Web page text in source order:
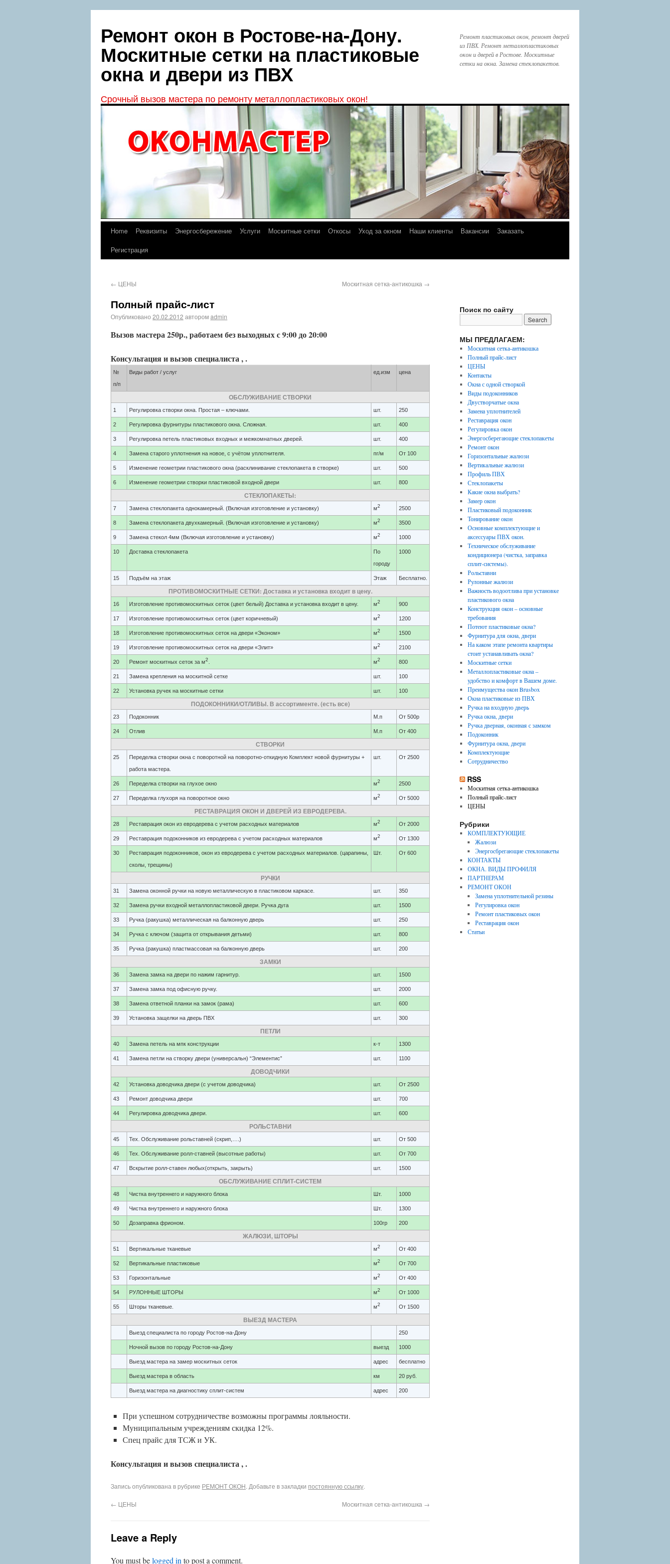
Ремонт окон в Ростове-на-Дону.
Москитные сетки на пластиковые
окна и двери из ПВХ
Ремонт пластиковых окон, ремонт дверей
из ПВХ. Ремонт металлопластиковых
окон и дверей в Ростове. Москитные
сетки на окна. Замена стеклопакетов.
Срочный вызов мастера по ремонту металлопластиковых окон!
Home Реквизиты Энергосбережение Услуги Москитные сетки Откосы Уход за окном Наши клиенты Вакансии
Заказать
Регистрация
← ЦЕНЫ Москитная сетка-антикошка →
Полный прайс-лист
Опубликовано 20.02.2012 авторомadmin
Вызов мастера 250р., работаем без выходных с 9:00 до 20:00
Консультация и вызов специалиста , .
№
п/п
Виды работ / услуг ед.изм цена
ОБСЛУЖИВАНИЕ СТВОРКИ
1 Регулировка створки окна. Простая – ключами. шт. 250
2 Регулировка фурнитуры пластикового окна. Сложная. шт. 400
3 Регулировка петель пластиковых входных и межкомнатных дверей. шт. 400
4 Замена старого уплотнения на новое, с учётом уплотнителя. пг/м От 100
5 Изменение геометрии пластикового окна (расклинивание стеклопакета в створке) шт. 500
6 Изменение геометрии створки пластиковой входной двери шт. 800
СТЕКЛОПАКЕТЫ:
7 Замена стеклопакета однокамерный. (Включая изготовление и установку) м2 2500
8 Замена стеклопакета двухкамерный. (Включая изготовление и установку) м2 3500
9 Замена стекол 4мм (Включая изготовление и установку) м2 1000
10 Доставка стеклопакета
По
городу
1000
15 Подъём на этаж Этаж Бесплатно.
ПРОТИВОМОСКИТНЫЕ СЕТКИ: Доставка и установка входит в цену.
16 Изготовление противомоскитных сеток (цвет белый) Доставка и установка входит в цену. м2 900
17 Изготовление противомоскитных сеток (цвет коричневый) м2 1200
18 Изготовление противомоскитных сеток на двери «Эконом» м2 1500
19 Изготовление противомоскитных сеток на двери «Элит» м2 2100
20 Ремонт москитных сеток за м2 м2 800
21 Замена крепления на москитной сетке шт. 100
22 Установка ручек на москитные сетки шт. 100
ПОДОКОННИКИ/ОТЛИВЫ. В ассортименте. (есть все)
23 Подоконник М.п От 500р
24 Отлив М.п От 400
СТВОРКИ
25
Переделка створки окна с поворотной на поворотно-откидную Комплект новой фурнитуры +
работа мастера.
шт. От 2500
26 Переделка створки на глухое окно м2 2500
27 Переделка глухоря на поворотное окно м2 От 5000
РЕСТАВРАЦИЯ ОКОН И ДВЕРЕЙ ИЗ ЕВРОДЕРЕВА.
28 Реставрация окон из евродерева с учетом расходных материалов м2 От 2000
29 Реставрация подоконников из евродерева с учетом расходных материалов м2 От 1300
30
Реставрация подоконников, окон из евродерева с учетом расходных материалов. (царапины,
сколы, трещины)
Шт. От 600
РУЧКИ
31 Замена оконной ручки на новую металлическую в пластиковом каркасе. шт. 350
32 Замена ручки входной металлопластиковой двери. Ручка дуга шт. 1500
33 Ручка (ракушка) металлическая на балконную дверь шт. 250
34 Ручка с ключом (защита от открывания детьми) шт. 800
35 Ручка (ракушка) пластмассовая на балконную дверь шт. 200
ЗАМКИ
36 Замена замка на двери по нажим гарнитур. шт. 1500
37 Замена замка под офисную ручку. шт. 2000
38 Замена ответной планки на замок (рама) шт. 600
39 Установка защелки на дверь ПВХ шт. 300
ПЕТЛИ
40 Замена петель на мпк конструкции к-т 1300
41 Замена петли на створку двери (универсальн) “Элементис” шт. 1100
ДОВОДЧИКИ
42 Установка доводчика двери (с учетом доводчика) шт. От 2500
43 Ремонт доводчика двери шт. 700
44 Регулировка доводчика двери. шт. 600
РОЛЬСТАВНИ
45 Тех. Обслуживание рольставней (скрип,….) шт. От 500
46 Тех. Обслуживание ролл-ставней (высотные работы) шт. От 700
47 Вскрытие ролл-ставен любых(открыть, закрыть) шт. 1500
ОБСЛУЖИВАНИЕ СПЛИТ-СИСТЕМ
48 Чистка внутреннего и наружного блока Шт. 1000
49 Чистка внутреннего и наружного блока Шт. 1300
50 Дозаправка фрионом. 100гр 200
ЖАЛЮЗИ, ШТОРЫ
51 Вертикальные тканевые м2 От 400
52 Вертикальные пластиковые м2 От 700
53 Горизонтальные м2 От 400
54 РУЛОННЫЕ ШТОРЫ м2 От 1000
55 Шторы тканевые. м2 От 1500
ВЫЕЗД МАСТЕРА
Выезд специалиста по городу Ростов-на-Дону 250
Ночной вызов по городу Ростов-на-Дону выезд 1000
Выезд мастера на замер москитных сеток адрес бесплатно
Выезд мастера в область км 20 руб.
Выезд мастера на диагностику сплит-систем адрес 200
При успешном сотрудничестве возможны программы лояльности.
Муниципальным учреждениям скидка 12%.
Спец прайс для ТСЖ и УК.
Консультация и вызов специалиста , .
Запись опубликована в рубрике РЕМОНТ ОКОН. Добавьте в закладки постоянную ссылку.
← ЦЕНЫ Москитная сетка-антикошка →
Leave a Reply
You must belogged in to post a comment.
Поиск по сайту
МЫ ПРЕДЛАГАЕМ:
Москитная сетка-антикошка
Полный прайс-лист
ЦЕНЫ
Контакты
Окна с одной створкой
Виды подоконников
Двустворчатые окна
Замена уплотнителей
Реставрация окон
Регулировка окон
Энергосберегающие стеклопакеты
Ремонт окон
Горизонтальные жалюзи
Вертикальные жалюзи
Профиль ПВХ
Стеклопакеты
Какие окна выбрать?
Замер окон
Пластиковый подоконник
Тонирование окон
Основные комплектующие и
аксессуары ПВХ окон.
Техническое обслуживание
кондиционера (чистка, заправка
сплит-системы).
Рольставни
Рулонные жалюзи
Важность водоотлива при установке
пластикового окна
Конструкция окон – основные
требования
Потеют пластиковые окна?
Фурнитура для окна, двери
На каком этапе ремонта квартиры
стоит устанавливать окна?
Москитные сетки
Металлопластиковые окна –
удобство и комфорт в Вашем доме.
Преимущества окон Brusbox
Окна пластиковые из ПВХ
Ручка на входную дверь
Ручка окна, двери
Ручка дверная, оконная с замком
Подоконник
Фурнитура окна, двери
Комплектующие
Сотрудничество
RSS
Москитная сетка-антикошка
Полный прайс-лист
ЦЕНЫ
Рубрики
КОМПЛЕКТУЮЩИЕ
Жалюзи
Энергосбрегающие стеклопакеты
КОНТАКТЫ
ОКНА. ВИДЫ ПРОФИЛЯ
ПАРТНЕРАМ
РЕМОНТ ОКОН
Замена уплотнительной резины
Регулировка окон
Ремонт пластиковых окон
Реставрация окон
Статьи